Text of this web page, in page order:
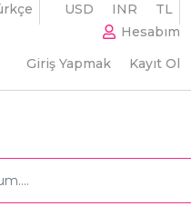
USD
INR
TL
Hesabım
Giriş Yapmak
Kayıt Ol